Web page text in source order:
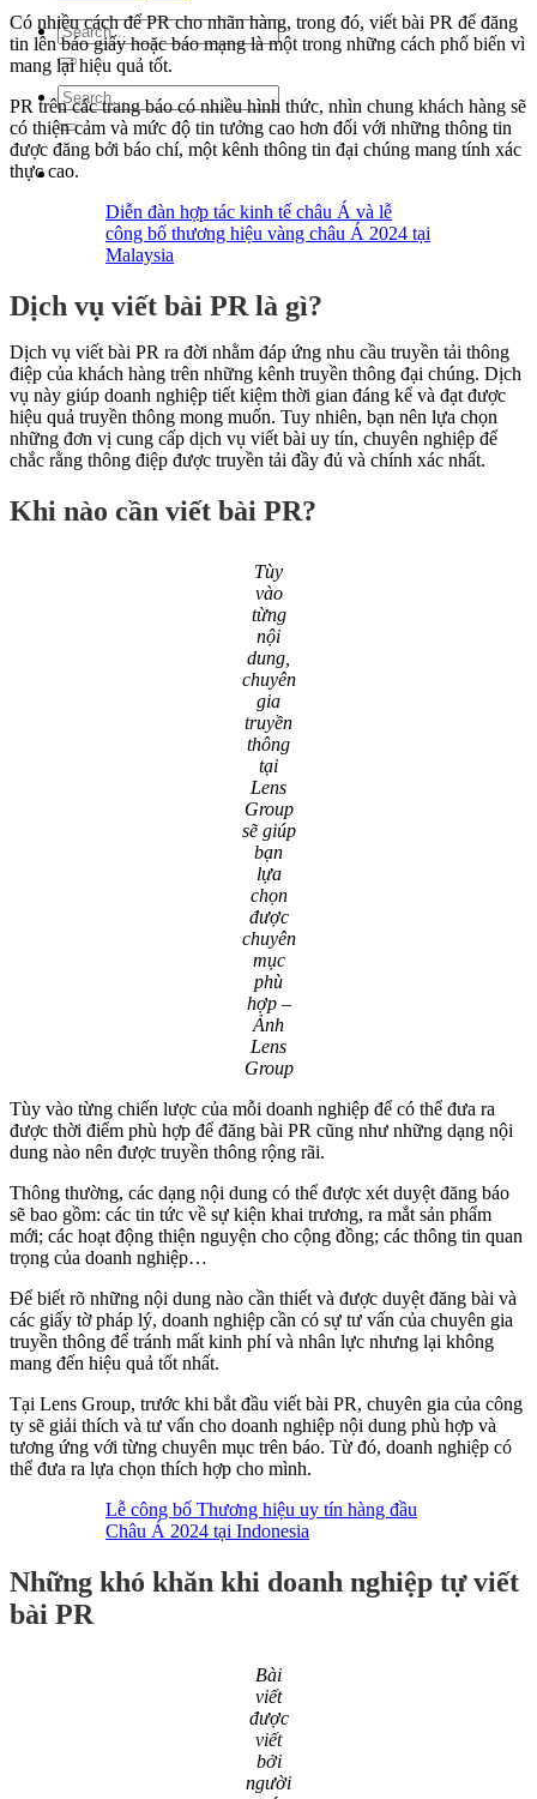
Có nhiều cách để PR cho nhãn hàng, trong đó, viết bài PR để đăng
tin lên báo giấy hoặc báo mạng là một trong những cách phổ biến vì
mang lại hiệu quả tốt.
PR trên các trang báo có nhiều hình thức, nhìn chung khách hàng sẽ
có thiện cảm và mức độ tin tưởng cao hơn đối với những thông tin
được đăng bởi báo chí, một kênh thông tin đại chúng mang tính xác
thực cao.
Diễn đàn hợp tác kinh tế châu Á và lễ
công bố thương hiệu vàng châu Á 2024 tại
Malaysia
Dịch vụ viết bài PR là gì?
Dịch vụ viết bài PR ra đời nhằm đáp ứng nhu cầu truyền tải thông
điệp của khách hàng trên những kênh truyền thông đại chúng. Dịch
vụ này giúp doanh nghiệp tiết kiệm thời gian đáng kể và đạt được
hiệu quả truyền thông mong muốn. Tuy nhiên, bạn nên lựa chọn
những đơn vị cung cấp dịch vụ viết bài uy tín, chuyên nghiệp để
chắc rằng thông điệp được truyền tải đầy đủ và chính xác nhất.
Khi nào cần viết bài PR?
Tùy
vào
từng
nội
dung,
chuyên
gia
truyền
thông
tại
Lens
Group
sẽ giúp
bạn
lựa
chọn
được
chuyên
mục
phù
hợp –
Ảnh
Lens
Group
Tùy vào từng chiến lược của mỗi doanh nghiệp để có thể đưa ra
được thời điểm phù hợp để đăng bài PR cũng như những dạng nội
dung nào nên được truyền thông rộng rãi.
Thông thường, các dạng nội dung có thể được xét duyệt đăng báo
sẽ bao gồm: các tin tức về sự kiện khai trương, ra mắt sản phẩm
mới; các hoạt động thiện nguyện cho cộng đồng; các thông tin quan
trọng của doanh nghiệp…
Để biết rõ những nội dung nào cần thiết và được duyệt đăng bài và
các giấy tờ pháp lý, doanh nghiệp cần có sự tư vấn của chuyên gia
truyền thông để tránh mất kinh phí và nhân lực nhưng lại không
mang đến hiệu quả tốt nhất.
Tại Lens Group, trước khi bắt đầu viết bài PR, chuyên gia của công
ty sẽ giải thích và tư vấn cho doanh nghiệp nội dung phù hợp và
tương ứng với từng chuyên mục trên báo. Từ đó, doanh nghiệp có
thể đưa ra lựa chọn thích hợp cho mình.
Lễ công bố Thương hiệu uy tín hàng đầu
Châu Á 2024 tại Indonesia
Những khó khăn khi doanh nghiệp tự viết
bài PR
Bài
viết
được
viết
bởi
người